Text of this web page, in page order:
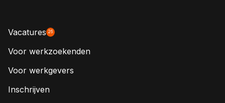
Vacatures 26
Voor werkzoekenden
Voor werkgevers
Inschrijven